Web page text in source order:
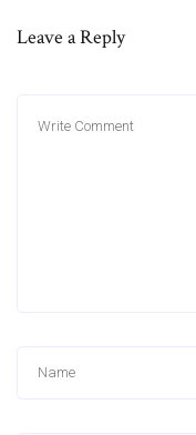
Leave a Reply